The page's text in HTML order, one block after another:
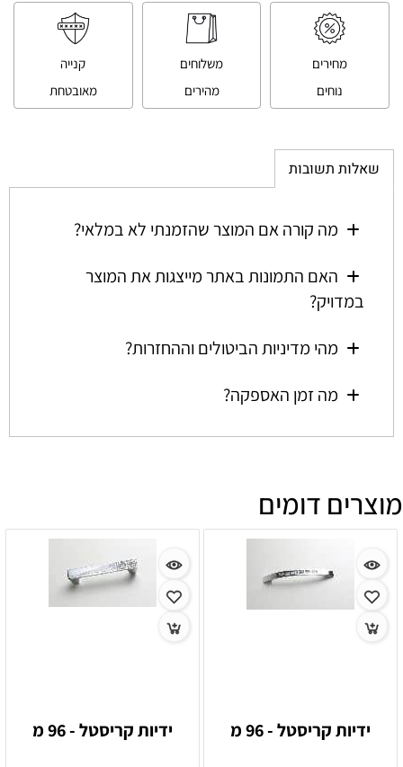
מחירים
נוחים
משלוחים
מהירים
קנייה
מאובטחת
שאלות תשובות
מה קורה אם המוצר שהזמנתי לא במלאי?
האם התמונות באתר מייצגות את המוצר
במדויק?
מהי מדיניות הביטולים וההחזרות?
מה זמן האספקה?
מוצרים דומים
ידיות קריסטל - 96 מ ידיות קריסטל - 96 מ